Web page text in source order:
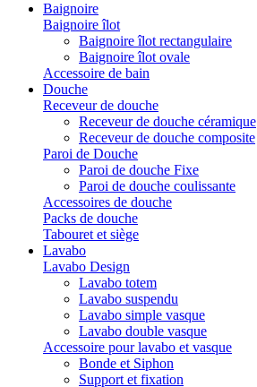
Baignoire
Baignoire îlot
Baignoire îlot rectangulaire
Baignoire îlot ovale
Accessoire de bain
Douche
Receveur de douche
Receveur de douche céramique
Receveur de douche composite
Paroi de Douche
Paroi de douche Fixe
Paroi de douche coulissante
Accessoires de douche
Packs de douche
Tabouret et siège
Lavabo
Lavabo Design
Lavabo totem
Lavabo suspendu
Lavabo simple vasque
Lavabo double vasque
Accessoire pour lavabo et vasque
Bonde et Siphon
Support et fixation